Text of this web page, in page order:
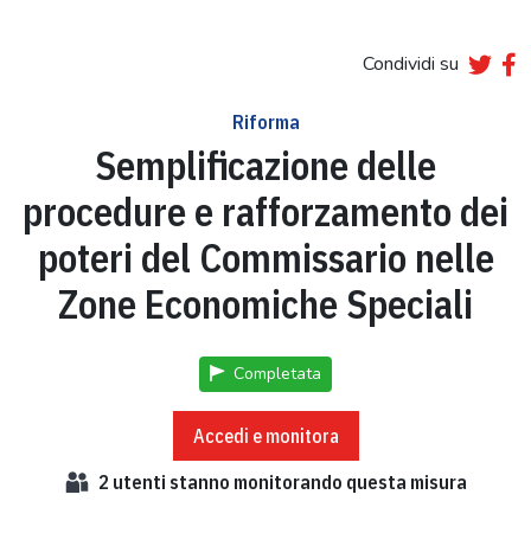
Condividi su
Riforma
Semplificazione delle
procedure e rafforzamento dei
poteri del Commissario nelle
Zone Economiche Speciali
Completata
Accedi e monitora
2 utenti stanno monitorando questa misura